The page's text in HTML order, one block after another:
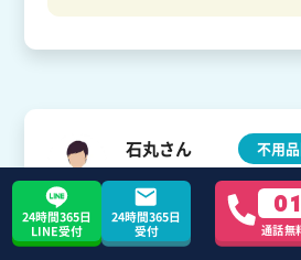
石丸さん
30代 / 神奈川県 / 相模原
不用
24時間365日
LINE受付
24時間365日
受付
通話無